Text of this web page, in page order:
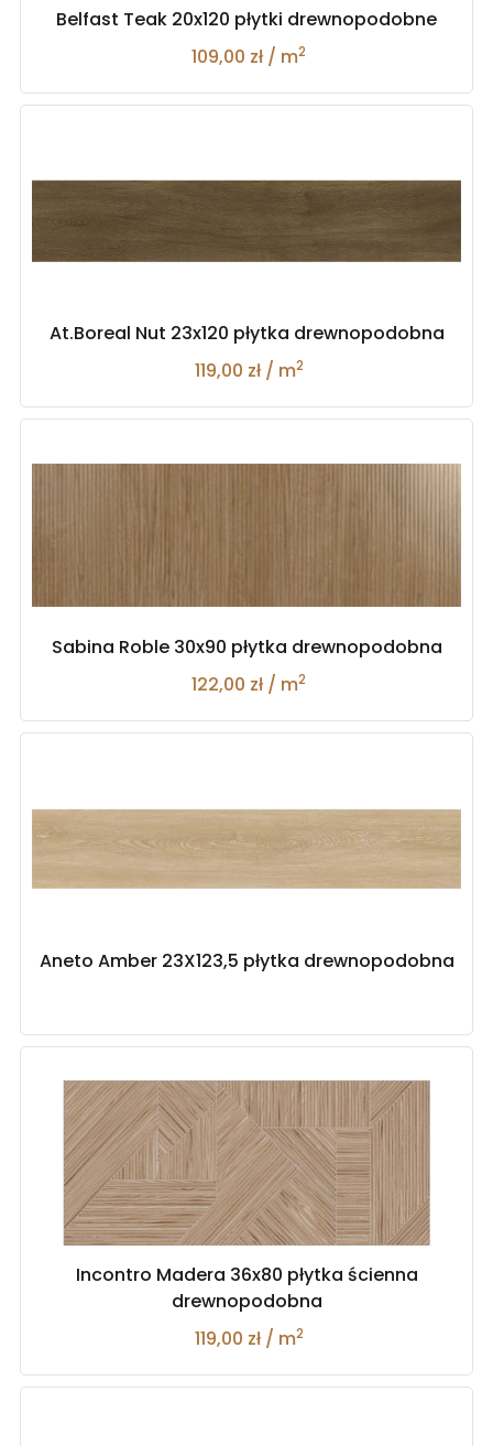
Belfast Teak 20x120 płytki drewnopodobne
109,00 zł / m2
At.Boreal Nut 23x120 płytka drewnopodobna
119,00 zł / m2
Sabina Roble 30x90 płytka drewnopodobna
122,00 zł / m2
Aneto Amber 23X123,5 płytka drewnopodobna
Incontro Madera 36x80 płytka ścienna
drewnopodobna
119,00 zł / m2